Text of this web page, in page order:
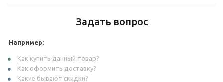
Задать вопрос
Например:
Как купить данный товар?
Как оформить доставку?
Какие бывают скидки?